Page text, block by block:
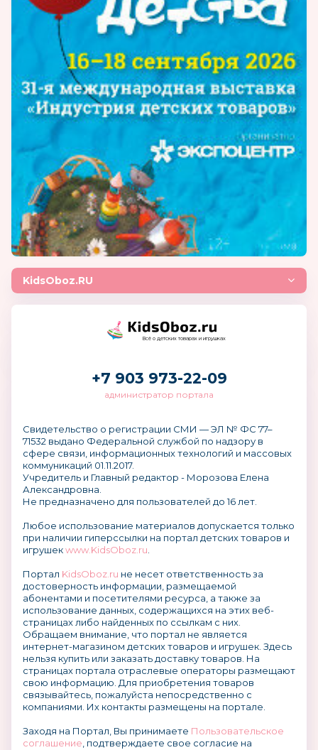
KidsOboz.RU
Всё о детских товарах и игрушках
+7 903 973-22-09
администратор портала
Свидетельство о регистрации СМИ — ЭЛ № ФС 77–
71532 выдано Федеральной службой по надзору в
сфере связи, информационных технологий и массовых
коммуникаций 01.11.2017.
Учредитель и Главный редактор - Морозова Елена
Александровна.
Не предназначено для пользователей до 16 лет.
Любое использование материалов допускается только
при наличии гиперссылки на портал детских товаров и
игрушекwww.KidsOboz.ru
Портал KidsOboz.ru не несет ответственность за
достоверность информации, размещаемой
абонентами и посетителями ресурса, а также за
использование данных, содержащихся на этих веб-
страницах либо найденных по ссылкам с них.
Обращаем внимание, что портал не является
интернет-магазином детских товаров и игрушек. Здесь
нельзя купить или заказать доставку товаров. На
страницах портала отраслевые операторы размещают
свою информацию. Для приобретения товаров
связывайтесь, пожалуйста непосредственно с
компаниями. Их контакты размещены на портале.
Заходя на Портал, Вы принимаете Пользовательское
соглашение , подтверждаете свое согласие на